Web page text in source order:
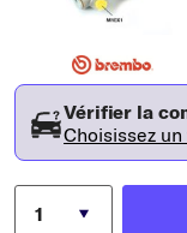
Vérifier la
Choisissez